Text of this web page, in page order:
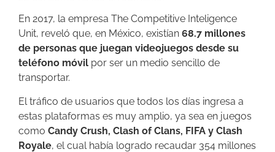
En 2017, la empresa The Competitive Inteligence
Unit, reveló que, en México, existían 68.7 millones
de personas que juegan videojuegos desde su
teléfono móvil por ser un medio sencillo de
transportar.
El tráfico de usuarios que todos los días ingresa a
estas plataformas es muy amplio, ya sea en juegos
como Candy Crush, Clash of Clans, FIFA y Clash
Royale, el cual había logrado recaudar 354 millones